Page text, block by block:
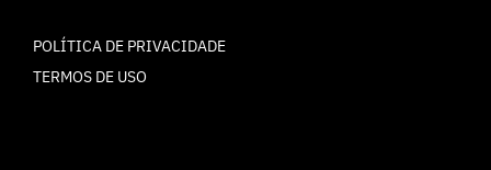
POLÍTICA DE PRIVACIDADE
TERMOS DE USO